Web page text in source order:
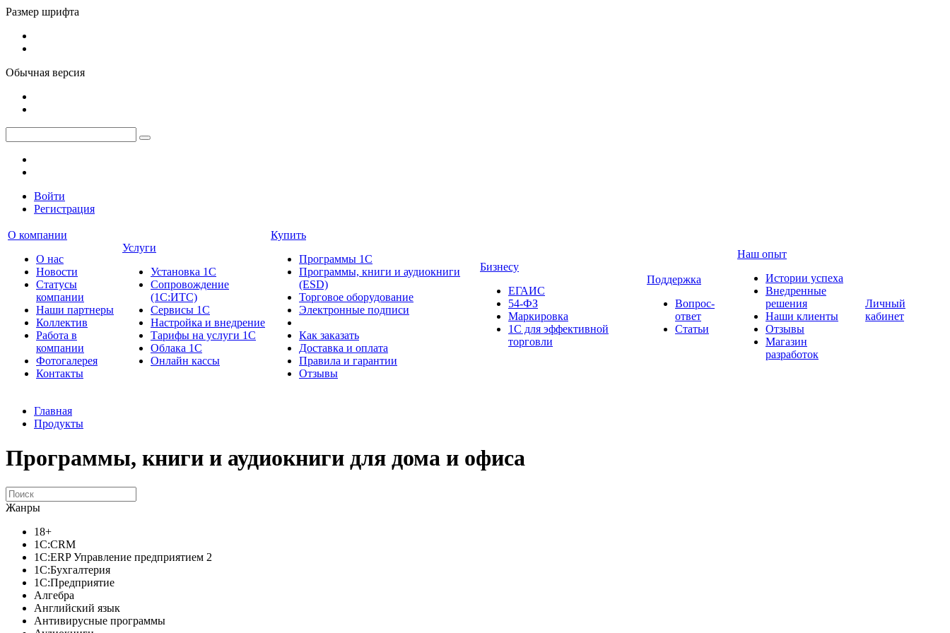
Размер шрифта
Обычная версия
Войти
Регистрация
О компании
О нас
Новости
Cтатусы
компании
Наши партнеры
Коллектив
Работа в
компании
Фотогалерея
Контакты
Услуги
Установка 1С
Сопровождение
(1С:ИТС)
Сервисы 1С
Настройка и внедрение
Тарифы на услуги 1С
Облака 1С
Онлайн кассы
Купить
Программы 1С
Программы, книги и аудиокниги
(ESD)
Торговое оборудование
Электронные подписи
Как заказать
Доставка и оплата
Правила и гарантии
Отзывы
Бизнесу
ЕГАИС
54-ФЗ
Маркировка
1С для эффективной
торговли
Поддержка
Вопрос-
ответ
Статьи
Наш опыт
Истории успеха
Внедренные
решения
Наши клиенты
Отзывы
Магазин
разработок
Личный
кабинет
Главная
Продукты
Программы, книги и аудиокниги для дома и офиса
Жанры
18+
1C:CRM
1С:ERP Управление предприятием 2
1С:Бухгалтерия
1С:Предприятие
Алгебра
Английский язык
Антивирусные программы